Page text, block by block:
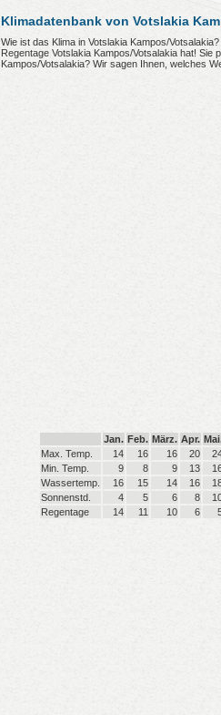
Klimadatenbank von Votslakia
Wie ist das Klima in Votslakia Kampos/
Regentage Votslakia Kampos/Votsalakia hat! Sie
Kampos/Votsalakia? Wir sagen Ihnen, welches
Jan. Feb. März. Apr.
Max. Temp.
14 16 16 20
Min. Temp.
9 8 9 13
Wassertemp.
16 15 14 16
Sonnenstd.
4 5 6 8
Regentage
14 11 10 6